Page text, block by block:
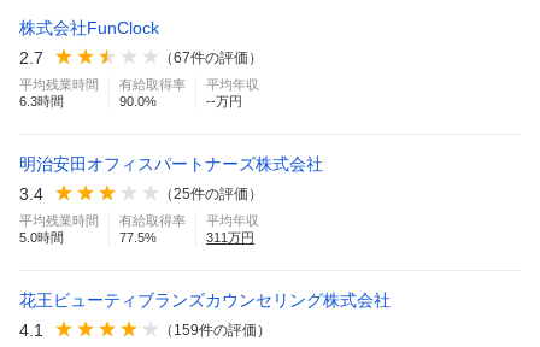
株式会社FunClock
2.7
（67件の評価）
平均残業時間
6.3時間
有給取得率
90.0%
平均年収
--万円
明治安田オフィスパートナーズ株式会社
3.4
（25件の評価）
平均残業時間
5.0時間
有給取得率
77.5%
平均年収
311万円
花王ビューティブランズカウンセリング株式会社
4.1
（ 159件の評価）